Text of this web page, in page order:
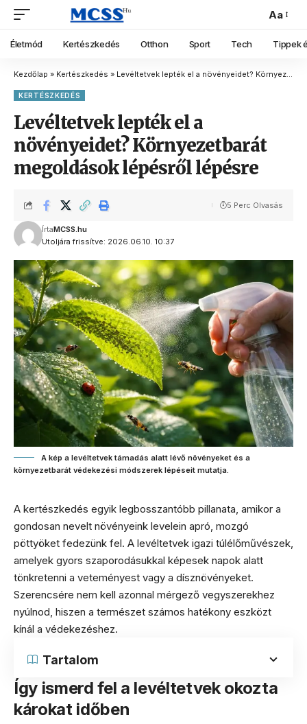
Aa
Életmód Kertészkedés Otthon Sport Tech Tippek
Kezdőlap » Kertészkedés » Levéltetvek lepték el a növényeidet? Környezetbarát megoldások lépésről lépésre
KERTÉSZKEDÉS
Levéltetvek lepték el a
növényeidet? Környezetbarát
megoldások lépésről lépésre
Utoljára frissítve: 2026.06.10. 10:37
ÍrtaMCSS.hu
5 Perc Olvasás
A kép a levéltetvek támadás alatt lévő növényeket és a
környezetbarát védekezési módszerek lépéseit mutatja.
A kertészkedés egyik legbosszantóbb pillanata, amikor a
gondosan nevelt növényeink levelein apró, mozgó
pöttyöket fedezünk fel. A levéltetvek igazi túlélőművészek,
amelyek gyors szaporodásukkal képesek napok alatt
tönkretenni a veteményest vagy a dísznövényeket.
Szerencsére nem kell azonnal mérgező vegyszerekhez
nyúlnod, hiszen a természet számos hatékony eszközt
kínál a védekezéshez.
Tartalom
Így ismerd fel a levéltetvek okozta
károkat időben